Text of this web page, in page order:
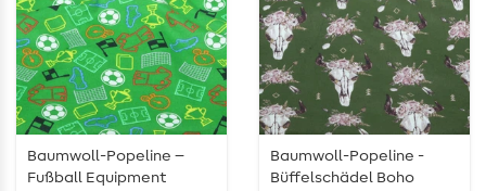
Baumwoll-Popeline –
Fußball Equipment
Baumwoll-Popeline -
Büffelschädel Boho